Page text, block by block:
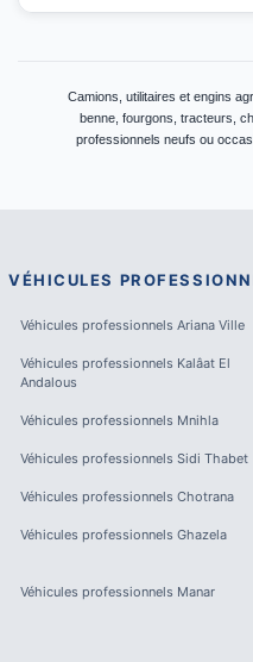
Camions, utilitaires et engins
benne, fourgons, tracteurs,
professionnels neufs ou
VÉHICULES
Véhicules professionnels Ariana Ville
Véhicules professionnels Kalâat El
Andalous
Véhicules professionnels Mnihla
Véhicules professionnels Sidi Thabet
Véhicules professionnels Chotrana
Véhicules professionnels Ghazela
Véhicules professionnels Manar